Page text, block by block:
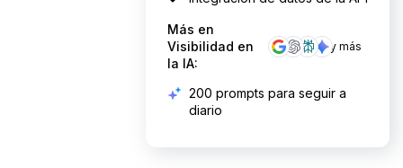
Más en
Visibilidad en
la IA:
y más
200 prompts para seguir a
diario